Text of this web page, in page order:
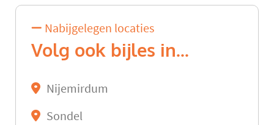
Nabijgelegen locaties
Volg ook bijles in...
Nijemirdum
Sondel